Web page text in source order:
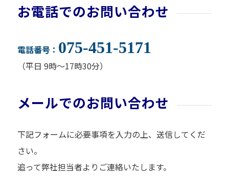
お電話でのお問い合わせ
電話番号： 075-451-5171
（平日 9時～17時30分）
メールでのお問い合わせ
下記フォームに必要事項を入力の上、送信してくだ
さい。
追って弊社担当者よりご連絡いたします。